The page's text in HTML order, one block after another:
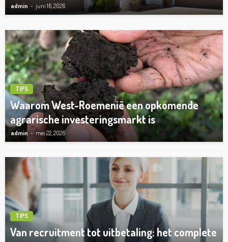
admin juni 16, 2026
TIPS
Waarom West-Roemenië een opkomende
agrarische investeringsmarkt is
admin mei 22, 2026
TIPS
Van recruitment tot uitbetaling: het complete